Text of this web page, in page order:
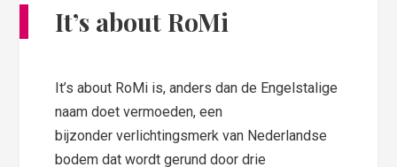
It’s about RoMi
It’s about RoMi is, anders dan de Engelstalige
naam doet vermoeden, een
bijzonder verlichtingsmerk van Nederlandse
bodem dat wordt gerund door drie